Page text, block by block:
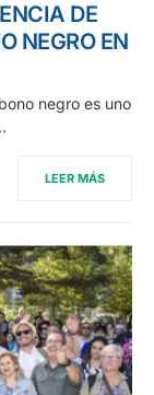
DE
NEGRO EN
negro es uno
LEER MÁS